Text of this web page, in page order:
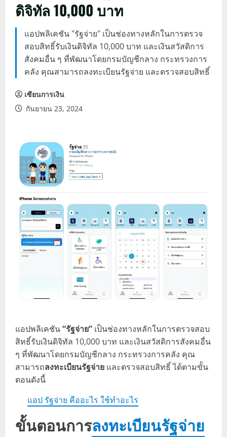
ดิจิทัล 10,000 บาท
แอปพลิเคชัน "รัฐจ่าย" เป็นช่องทางหลักในการตรวจ
สอบสิทธิ์รับเงินดิจิทัล 10,000 บาท และเงินสวัสดิการ
สังคมอื่น ๆ ที่พัฒนาโดยกรมบัญชีกลาง กระทรวงการ
คลัง คุณสามารถลงทะเบียนรัฐจ่าย และตรวจสอบสิทธิ์
เซียนการเงิน
กันยายน 23, 2024
แอปพลิเคชัน“รัฐจ่าย” เป็นช่องทางหลักในการตรวจสอบ
สิทธิ์รับเงินดิจิทัล 10,000 บาท และเงินสวัสดิการสังคมอื่น
ๆ ที่พัฒนาโดยกรมบัญชีกลาง กระทรวงการคลัง คุณ
สามารถลงทะเบียนรัฐจ่าย และตรวจสอบสิทธิ์ ได้ตามขั้น
ตอนดังนี้
แอป รัฐจ่าย คืออะไร ใช้ทำอะไร
ขั้นตอนการลงทะเบียนรัฐจ่าย